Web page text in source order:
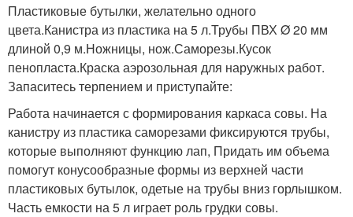
Пластиковые бутылки, желательно одного
цвета.Канистра из пластика на 5 л.Трубы ПВХ Ø 20 мм
длиной 0,9 м.Ножницы, нож.Саморезы.Кусок
пенопласта.Краска аэрозольная для наружных работ.
Запаситесь терпением и приступайте:
Работа начинается с формирования каркаса совы. На
канистру из пластика саморезами фиксируются трубы,
которые выполняют функцию лап, Придать им объема
помогут конусообразные формы из верхней части
пластиковых бутылок, одетые на трубы вниз горлышком.
Часть емкости на 5 л играет роль грудки совы.